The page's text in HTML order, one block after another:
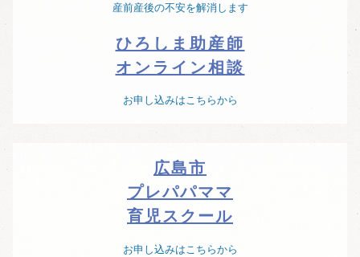
産前産後の不安を解消します
ひろしま助産師
オンライン相談
お申し込みはこちらから
広島市
プレパパママ
育児スクール
お申し込みはこちらから